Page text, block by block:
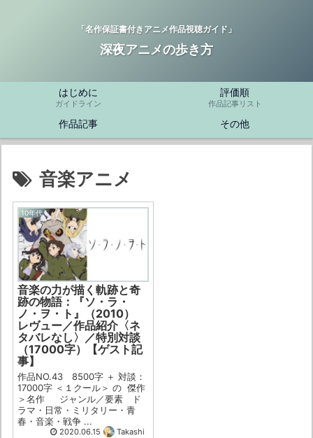
「名作保証書付きアニメ作品視聴ガイド」
深夜アニメの歩き方
はじめに
ガイドライン
評価順
作品記事リスト
作品記事 その他
音楽アニメ
10年代
音楽の力が描く軌跡と奇
跡の物語：『ソ・ラ・
ノ・ヲ・ト』（2010）
レヴュー／作品紹介〈ネ
タバレなし〉／特別対談
（17000字）【ゲスト記
事】
作品NO.43 8500字 ＋ 対談：
17000字 ＜１クール＞ の 傑作
＞名作 ジャンル／要素 ド
ラマ・日常・ミリタリー・青
春・音楽・戦争 ...
2020.06.15 Takashi